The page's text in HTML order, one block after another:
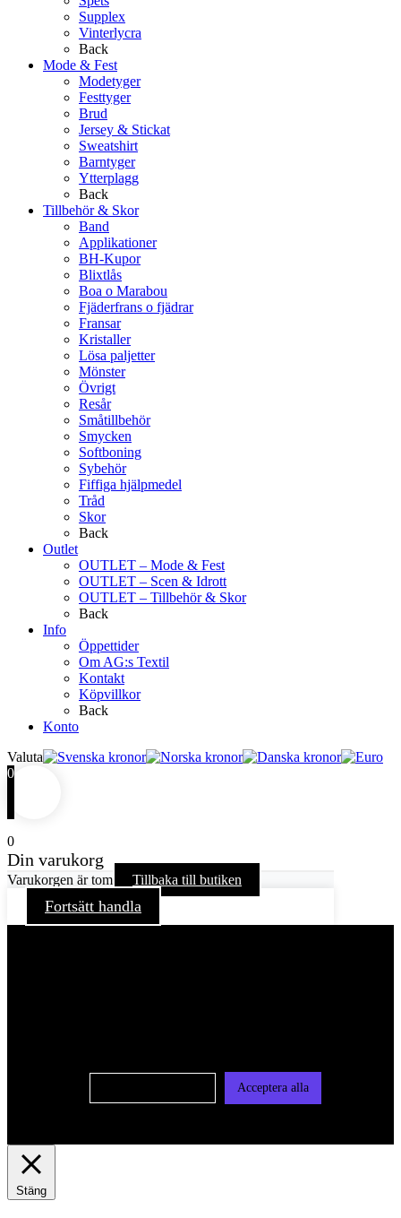
Supplex
Vinterlycra
Back
Mode & Fest
Modetyger
Festtyger
Brud
Jersey & Stickat
Sweatshirt
Barntyger
Ytterplagg
Back
Tillbehör & Skor
Band
Applikationer
BH-Kupor
Blixtlås
Boa o Marabou
Fjäderfrans o fjädrar
Fransar
Kristaller
Lösa paljetter
Mönster
Övrigt
Resår
Småtillbehör
Smycken
Softboning
Sybehör
Fiffiga hjälpmedel
Tråd
Skor
Back
Outlet
OUTLET – Mode & Fest
OUTLET – Scen & Idrott
OUTLET – Tillbehör & Skor
Back
Info
Öppettider
Om AG:s Textil
Kontakt
Köpvillkor
Back
Konto
Valuta
0
0
Din varukorg
Varukorgen är tom Tillbaka till butiken
Fortsätt handla
Acceptera alla
Stäng